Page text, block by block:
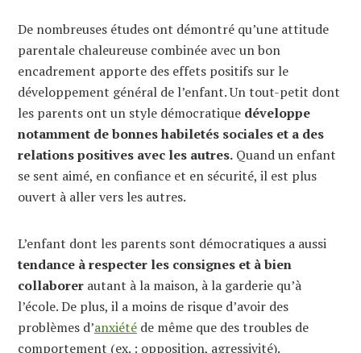
De nombreuses études ont démontré qu’une attitude
parentale chaleureuse combinée avec un bon
encadrement apporte des effets positifs sur le
développement général de l’enfant. Un tout-petit dont
les parents ont un style démocratique développe
notamment de bonnes habiletés sociales et a des
relations positives avec les autres. Quand un enfant
se sent aimé, en confiance et en sécurité, il est plus
ouvert à aller vers les autres.
L’enfant dont les parents sont démocratiques a aussi
tendance à respecter les consignes et à bien
collaborer autant à la maison, à la garderie qu’à
l’école. De plus, il a moins de risque d’avoir des
problèmes d’anxiété de même que des troubles de
comportement (ex. : opposition, agressivité).